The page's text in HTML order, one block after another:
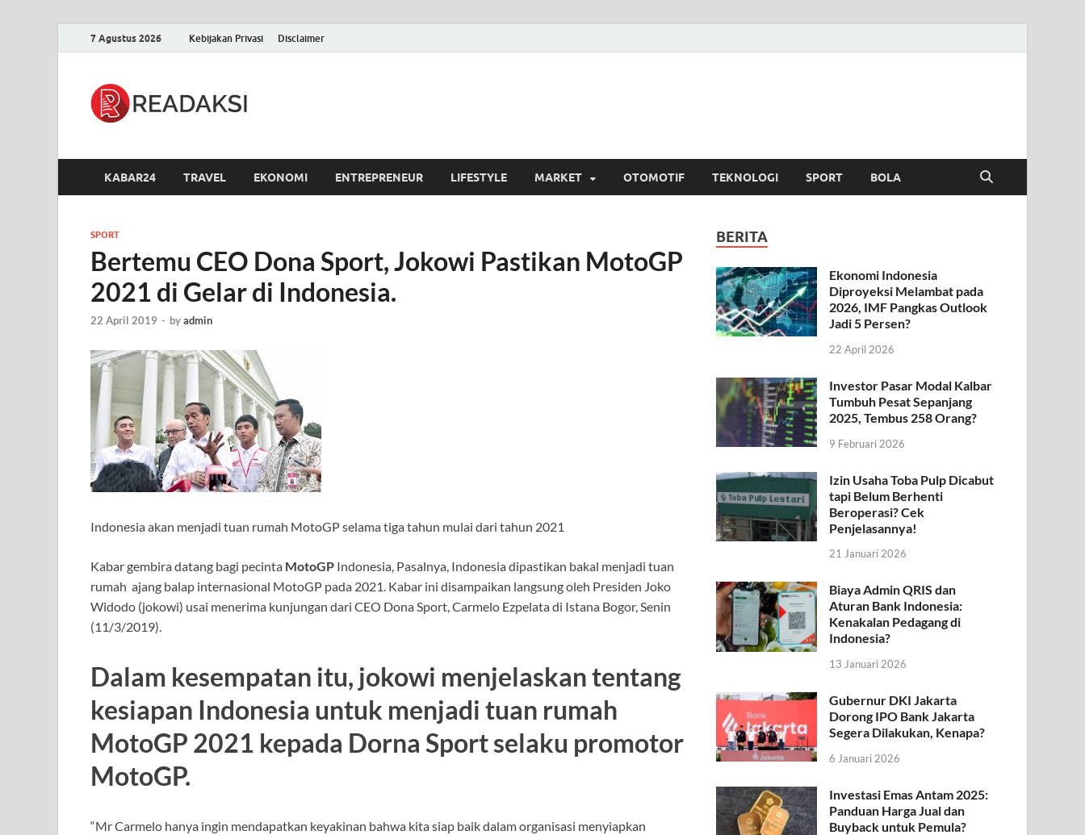
7 Agustus 2026 Kebijakan Privasi Disclaimer
KABAR24 TRAVEL EKONOMI ENTREPRENEUR LIFESTYLE MARKET OTOMOTIF TEKNOLOGI SPORT BOLA
SPORT
Bertemu CEO Dona Sport, Jokowi Pastikan MotoGP
2021 di Gelar di Indonesia.
22 April 2019 - byadmin
Indonesia akan menjadi tuan rumah MotoGP selama tiga tahun mulai dari tahun 2021
Kabar gembira datang bagi pecinta MotoGP Indonesia, Pasalnya, Indonesia dipastikan bakal menjadi tuan
rumah ajang balap internasional MotoGP pada 2021. Kabar ini disampaikan langsung oleh Presiden Joko
Widodo (jokowi) usai menerima kunjungan dari CEO Dona Sport, Carmelo Ezpelata di Istana Bogor, Senin
(11/3/2019).
Dalam kesempatan itu, jokowi menjelaskan tentang
kesiapan Indonesia untuk menjadi tuan rumah
MotoGP 2021 kepada Dorna Sport selaku promotor
MotoGP.
“Mr Carmelo hanya ingin mendapatkan keyakinan bahwa kita siap baik dalam organisasi menyiapkan
BERITA
Ekonomi Indonesia
Diproyeksi Melambat pada
2026, IMF Pangkas Outlook
Jadi 5 Persen?
22 April 2026
Investor Pasar Modal Kalbar
Tumbuh Pesat Sepanjang
2025, Tembus 258 Orang?
9 Februari 2026
Izin Usaha Toba Pulp Dicabut
tapi Belum Berhenti
Beroperasi? Cek
Penjelasannya!
21 Januari 2026
Biaya Admin QRIS dan
Aturan Bank Indonesia:
Kenakalan Pedagang di
Indonesia?
13 Januari 2026
Gubernur DKI Jakarta
Dorong IPO Bank Jakarta
Segera Dilakukan, Kenapa?
6 Januari 2026
Investasi Emas Antam 2025:
Panduan Harga Jual dan
Buyback untuk Pemula?